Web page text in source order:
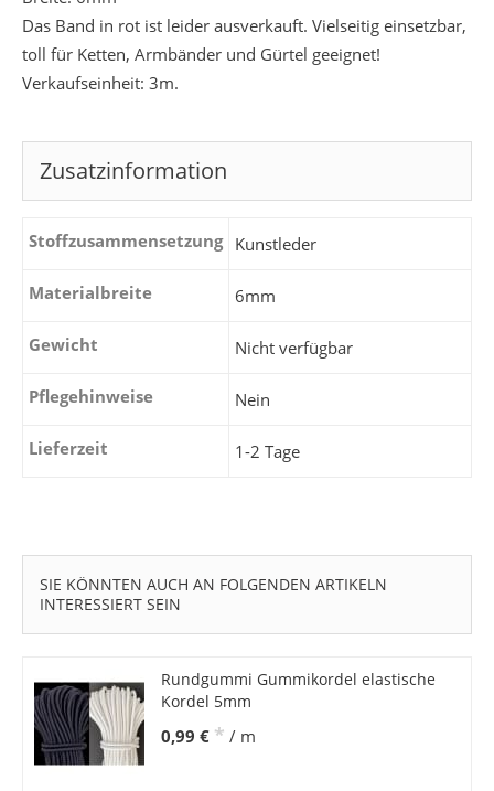
Das Band in rot ist leider ausverkauft. Vielseitig einsetzbar,
toll für Ketten, Armbänder und Gürtel geeignet!
Verkaufseinheit: 3m.
Zusatzinformation
Stoffzusammensetzung Kunstleder
Materialbreite 6mm
Gewicht Nicht verfügbar
Pflegehinweise Nein
Lieferzeit 1-2 Tage
SIE KÖNNTEN AUCH AN FOLGENDEN ARTIKELN
INTERESSIERT SEIN
Rundgummi Gummikordel elastische
Kordel 5mm
0,99 € * / m